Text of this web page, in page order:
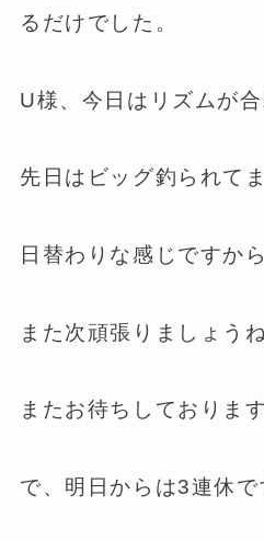
るだけでした。
U様、今日はリズムが
先日はビッグ釣られて
日替わりな感じですから
また次頑張りましょうね
またお待ちしております
で、明日からは3連休で